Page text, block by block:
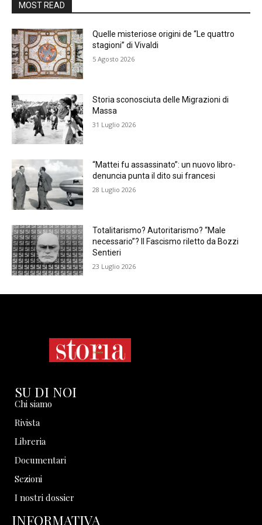
MOST READ
Quelle misteriose origini de “Le quattro
stagioni” di Vivaldi
5 Agosto 2026
Storia sconosciuta delle Migrazioni di
Massa
31 Luglio 2026
“Mattei fu assassinato”: un nuovo libro-
denuncia punta il dito sui francesi
28 Luglio 2026
Totalitarismo? Autoritarismo? “Male
necessario”? Il Fascismo riletto da Bozzi
Sentieri
23 Luglio 2026
SU DI NOI
Chi siamo
Rivista
Libreria
Documentari
Sezioni
I nostri dossier
INFORMATIVA